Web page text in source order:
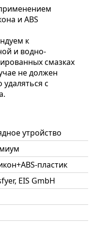
и ABS
к
и водно-
смазках
не должен
с
утройство
пластик
EIS GmbH